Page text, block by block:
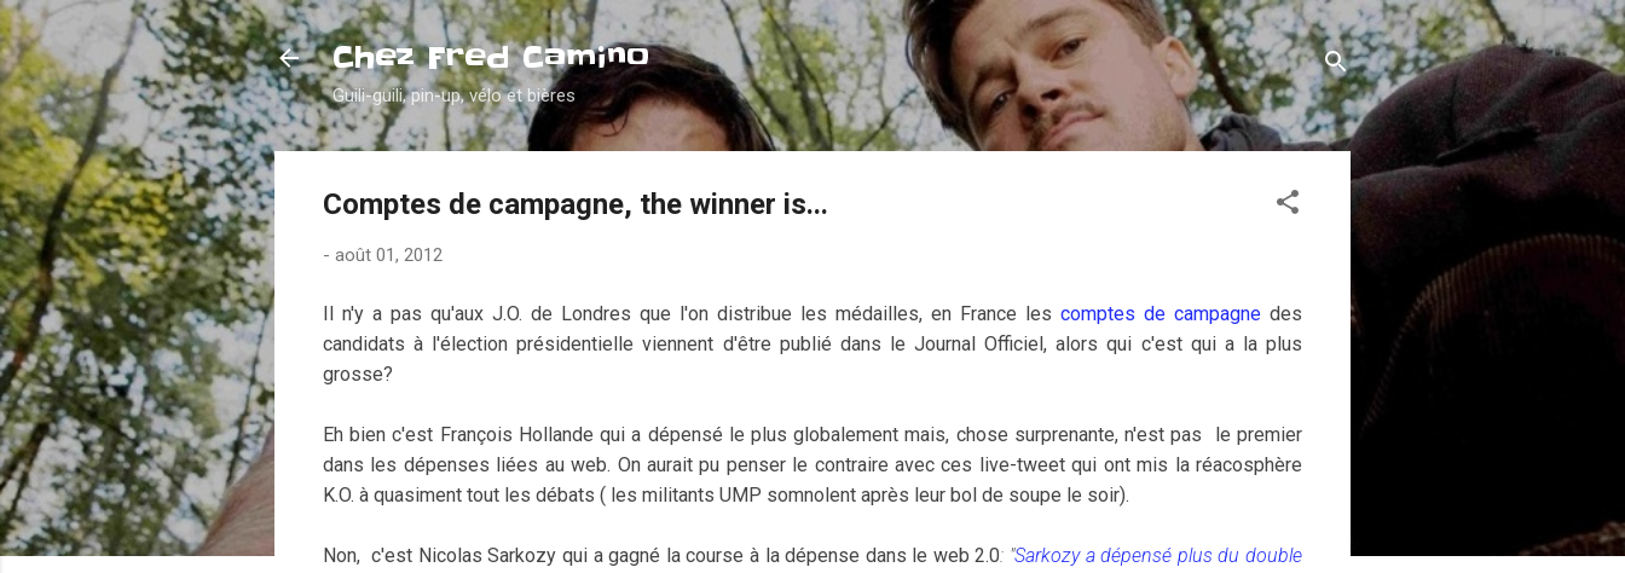
Accéder au contenu principal
Chez Fred Camino
Guili-guili, pin-up, vélo et bières
Comptes de campagne, the winner is...
- août 01, 2012
Il n'y a pas qu'aux J.O. de Londres que l'on distribue les médailles, en France les comptes de campagne des
candidats à l'élection présidentielle viennent d'être publié dans le Journal Officiel, alors qui c'est qui a la plus
grosse?
Eh bien c'est François Hollande qui a dépensé le plus globalement mais, chose surprenante, n'est pas le premier
dans les dépenses liées au web. On aurait pu penser le contraire avec ces live-tweet qui ont mis la réacosphère
K.O. à quasiment tout les débats ( les militants UMP somnolent après leur bol de soupe le soir).
Non, c'est Nicolas Sarkozy qui a gagné la course à la dépense dans le web 2.0: "Sarkozy a dépensé plus du double